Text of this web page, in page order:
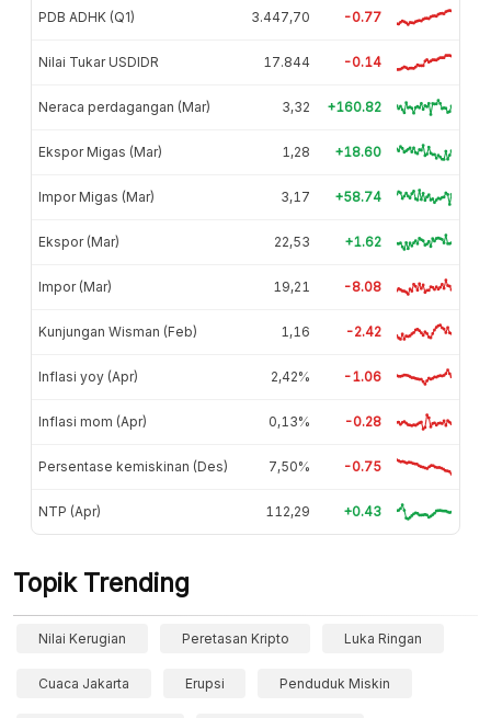
PDB ADHK (Q1) 3.447,70 -0.77
Nilai Tukar USDIDR 17.844 -0.14
Neraca perdagangan (Mar) 3,32 +160.82
Ekspor Migas (Mar) 1,28 +18.60
Impor Migas (Mar) 3,17 +58.74
Ekspor (Mar) 22,53 +1.62
Impor (Mar) 19,21 -8.08
Kunjungan Wisman (Feb) 1,16 -2.42
Inflasi yoy (Apr) 2,42% -1.06
Inflasi mom (Apr) 0,13% -0.28
Persentase kemiskinan (Des) 7,50% -0.75
NTP (Apr) 112,29 +0.43
Topik Trending
Nilai Kerugian Peretasan Kripto Luka Ringan
Cuaca Jakarta Erupsi Penduduk Miskin